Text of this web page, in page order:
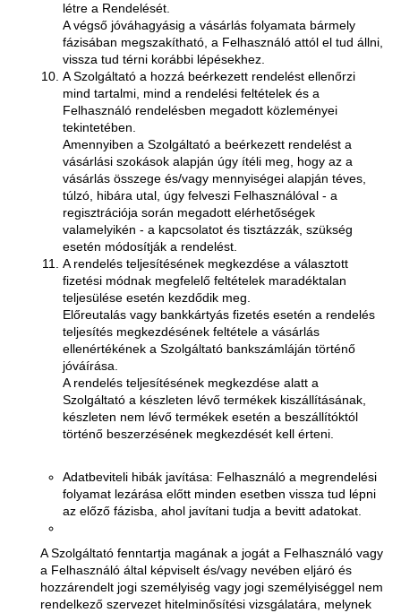
létre a Rendelését.
A végső jóváhagyásig a vásárlás folyamata bármely
fázisában megszakítható, a Felhasználó attól el tud állni,
vissza tud térni korábbi lépésekhez.
A Szolgáltató a hozzá beérkezett rendelést ellenőrzi
mind tartalmi, mind a rendelési feltételek és a
Felhasználó rendelésben megadott közleményei
tekintetében.
Amennyiben a Szolgáltató a beérkezett rendelést a
vásárlási szokások alapján úgy ítéli meg, hogy az a
vásárlás összege és/vagy mennyiségei alapján téves,
túlzó, hibára utal, úgy felveszi Felhasználóval - a
regisztrációja során megadott elérhetőségek
valamelyikén - a kapcsolatot és tisztázzák, szükség
esetén módosítják a rendelést.
A rendelés teljesítésének megkezdése a választott
fizetési módnak megfelelő feltételek maradéktalan
teljesülése esetén kezdődik meg.
Előreutalás vagy bankkártyás fizetés esetén a rendelés
teljesítés megkezdésének feltétele a vásárlás
ellenértékének a Szolgáltató bankszámláján történő
jóváírása.
A rendelés teljesítésének megkezdése alatt a
Szolgáltató a készleten lévő termékek kiszállításának,
készleten nem lévő termékek esetén a beszállítóktól
történő beszerzésének megkezdését kell érteni.
Adatbeviteli hibák javítása: Felhasználó a megrendelési
folyamat lezárása előtt minden esetben vissza tud lépni
az előző fázisba, ahol javítani tudja a bevitt adatokat.
A Szolgáltató fenntartja magának a jogát a Felhasználó vagy
a Felhasználó által képviselt és/vagy nevében eljáró és
hozzárendelt jogi személyiség vagy jogi személyiséggel nem
rendelkező szervezet hitelminősítési vizsgálatára, melynek